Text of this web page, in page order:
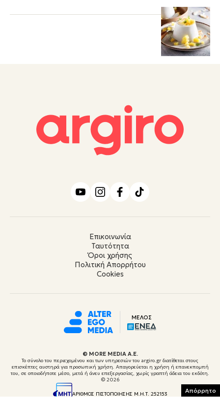
Επικοινωνία
Ταυτότητα
Όροι χρήσης
Πολιτική Απορρήτου
Cookies
ΜΕΛΟΣ
© ΜORE MEDIA Α.Ε.
Το σύνολο του περιεχομένου και των υπηρεσιών του argiro.gr διατίθεται στους
επισκέπτες αυστηρά για προσωπική χρήση. Απαγορεύεται η χρήση ή επανεκπομπή
του, σε οποιοδήποτε μέσο, μετά ή άνευ επεξεργασίας, χωρίς γραπτή άδεια του εκδότη.
© 2026
ΑΡΙΘΜΟΣ ΠΙΣΤΟΠΟΙΗΣΗΣ Μ.Η.Τ. 252153 Απόρρητο